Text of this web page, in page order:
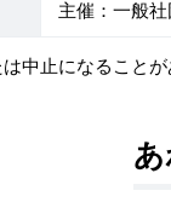
主催：一般
中止になることが